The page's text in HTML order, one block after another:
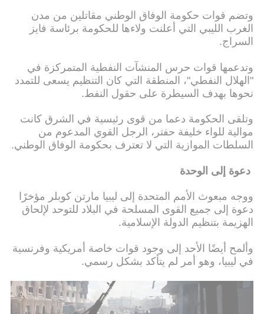
وتضم قوات حكومة الوفاق الوطني مقاتلين من مدن
الغرب الليبي التي أعلنت ولاءها للحكومة برئاسة فايز
السراج.
وتدعمها قوات حرس المنشآت النفطية المتمركزة في
"الهلال النفطي"، المنطقة التي كان التنظيم يسعى للتمدد
نحوها بهدف السيطرة على حقول النفط.
وتلقى الحكومة دعما من قوى رئيسية في الشرق كانت
موالية للواء خليفة حفتر، الرجل القوي المدعوم من
السلطات الموازية التي لا تعترف بحكومة الوفاق الوطني.
دعوة إلى الوحدة
ووجه مبعوث الأمم المتحدة إلى ليبيا مارتن كوبلر مؤخرًا
دعوة إلى جميع القوى المسلحة في البلاد للتوحد لإلحاق
الهزيمة بتنظيم الدولة الإسلامية.
وألمح أيضًا الأحد إلى وجود قوات خاصة أمريكية وفرنسية
في ليبيا، وهو أمر لم يتأكد بشكل رسمي.